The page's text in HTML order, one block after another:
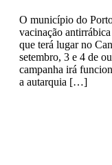
O município do
vacinação
que terá lugar no
setembro, 3 e 4 de
campanha irá
a autarquia […]